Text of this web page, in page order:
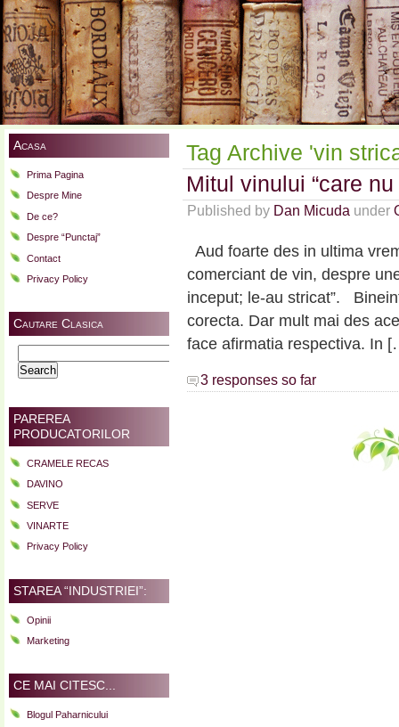
Acasa
Prima Pagina
Despre Mine
De ce?
Despre “Punctaj”
Contact
Privacy Policy
Cautare Clasica
for:
PAREREA
PRODUCATORILOR
CRAMELE RECAS
DAVINO
SERVE
VINARTE
Privacy Policy
STAREA “INDUSTRIEI”:
Opinii
Marketing
CE MAI CITESC...
Blogul Paharnicului
Tag Archive 'vin
Mitul vinului “care
Published by Dan Micuda under
Aud foarte des in ultima
comerciant de vin, despre
inceput; le-au stricat”.
corecta. Dar mult mai des
face afirmatia respectiva. In
3 responses so far